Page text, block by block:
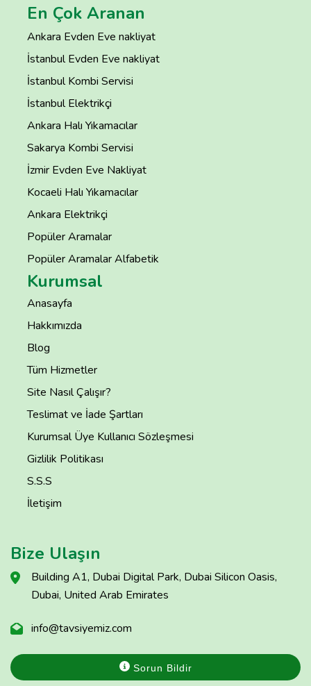
En Çok Aranan
Ankara Evden Eve nakliyat
İstanbul Evden Eve nakliyat
İstanbul Kombi Servisi
İstanbul Elektrikçi
Ankara Halı Yıkamacılar
Sakarya Kombi Servisi
İzmir Evden Eve Nakliyat
Kocaeli Halı Yıkamacılar
Ankara Elektrikçi
Popüler Aramalar
Popüler Aramalar Alfabetik
Kurumsal
Anasayfa
Hakkımızda
Blog
Tüm Hizmetler
Site Nasıl Çalışır?
Teslimat ve İade Şartları
Kurumsal Üye Kullanıcı Sözleşmesi
Gizlilik Politikası
S.S.S
İletişim
Bize Ulaşın
Building A1, Dubai Digital Park, Dubai Silicon Oasis,
Dubai, United Arab Emirates
info@tavsiyemiz.com
Sorun Bildir